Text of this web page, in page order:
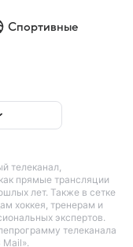
Спортивные
телеканал,
прямые трансляции
лет. Также в сетке
хоккея, тренерам и
экспертов.
телеканала